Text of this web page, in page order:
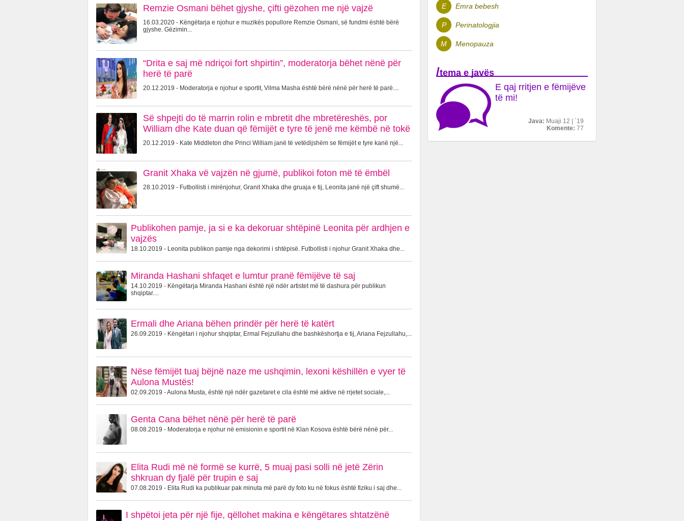
Remzie Osmani bëhet gjyshe, çifti gëzohen me një vajzë
16.03.2020 - Këngëtarja e njohur e muzikës popullore Remzie Osmani, së fundmi është bërë
gjyshe. Gëzimin...
“Drita e saj më ndriçoi fort shpirtin”, moderatorja bëhet nënë për
herë të parë
20.12.2019 - Moderatorja e njohur e sportit, Vilma Masha është bërë nënë për herë të parë....
Së shpejti do të marrin rolin e mbretit dhe mbretëreshës, por
William dhe Kate duan që fëmijët e tyre të jenë me këmbë në tokë
20.12.2019 - Kate Middleton dhe Princi William janë të vetëdijshëm se fëmijët e tyre kanë një...
Granit Xhaka vë vajzën në gjumë, publikoi foton më të ëmbël
28.10.2019 - Futbollisti i mirënjohur, Granit Xhaka dhe gruaja e tij, Leonita janë një çift shumë...
Publikohen pamje, ja si e ka dekoruar shtëpinë Leonita për ardhjen e
vajzës
18.10.2019 - Leonita publikon pamje nga dekorimi i shtëpisë. Futbollisti i njohur Granit Xhaka dhe...
Miranda Hashani shfaqet e lumtur pranë fëmijëve të saj
14.10.2019 - Këngëtarja Miranda Hashani është një ndër artistet më të dashura për publikun
shqiptar....
Ermali dhe Ariana bëhen prindër për herë të katërt
26.09.2019 - Këngëtari i njohur shqiptar, Ermal Fejzullahu dhe bashkëshortja e tij, Ariana Fejzullahu,...
Nëse fëmijët tuaj bëjnë naze me ushqimin, lexoni këshillën e vyer të
Aulona Mustës!
02.09.2019 - Aulona Musta, është një ndër gazetaret e cila është më aktive në rrjetet sociale,...
Genta Cana bëhet nënë për herë të parë
08.08.2019 - Moderatorja e njohur në emisionin e sportit në Klan Kosova është bërë nënë për...
Elita Rudi më në formë se kurrë, 5 muaj pasi solli në jetë Zërin
shkruan dy fjalë për trupin e saj
07.08.2019 - Elita Rudi ka publikuar pak minuta më parë dy foto ku në fokus është fiziku i saj dhe...
I shpëtoi jeta për një fije, qëllohet makina e këngëtares shtatzënë
E Emra bebesh
P Perinatologjia
M Menopauza
/tema e javës
E qaj rritjen e fëmijëve
të mi!
Java: Muaji 12 | `19
Komente: 77